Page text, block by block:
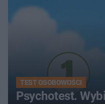
TEST OSOBOWOŚCI
Psychotest.